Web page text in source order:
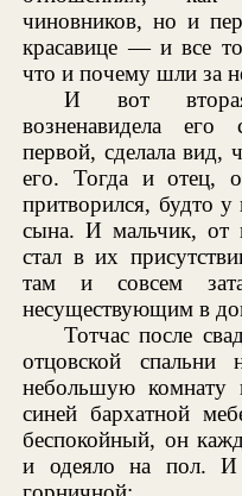
чиновников, но и
красавице — и все
что и почему шли за
И вот вторая
возненавидела его
первой, сделала вид,
его. Тогда и отец,
притворился, будто
сына. И мальчик, от
стал в их
там и совсем
несуществующим в
Тотчас после
отцовской
небольшую комнату
синей бархатной
беспокойный, он
и одеяло на пол. И